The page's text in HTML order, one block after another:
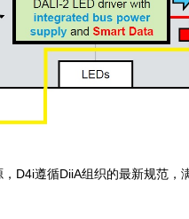
遵循DiiA组织的最新规范，